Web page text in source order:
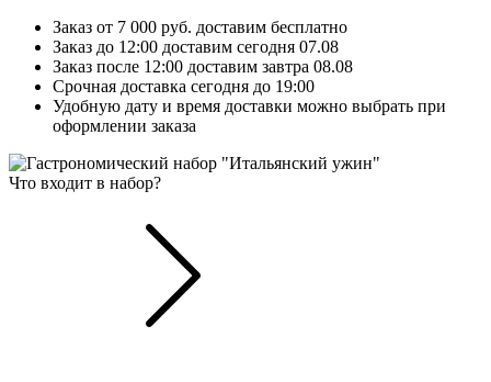
Заказ от 7 000 руб. доставим бесплатно
Заказ до 12:00 доставим сегодня 07.08
Заказ после 12:00 доставим завтра 08.08
Срочная доставка сегодня до 19:00
Удобную дату и время доставки можно выбрать при
оформлении заказа
Что входит в набор?